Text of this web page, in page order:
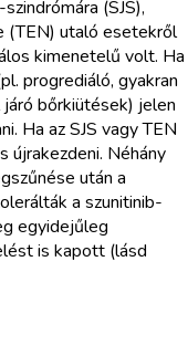
(SJS),
(TEN) utaló esetekről
kimenetelű volt. Ha
progrediáló, gyakran
bőrkiütések) jelen
Ha az SJS vagy TEN
újrakezdeni. Néhány
után a
a szunitinib-
egyidejűleg
is kapott (lásd